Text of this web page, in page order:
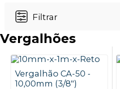
Filtrar
Vergalhões
Vergalhão CA-50 -
10,00mm (3/8")